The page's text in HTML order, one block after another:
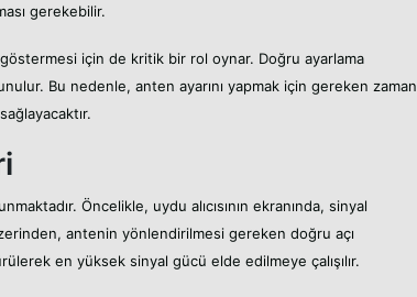
gerekebilir.
göstermesi için de kritik bir rol oynar. Doğru ayarlama
Bu nedenle, anten ayarını yapmak için gereken zaman
Öncelikle, uydu alıcısının ekranında, sinyal
antenin yönlendirilmesi gereken doğru açı
en yüksek sinyal gücü elde edilmeye çalışılır.